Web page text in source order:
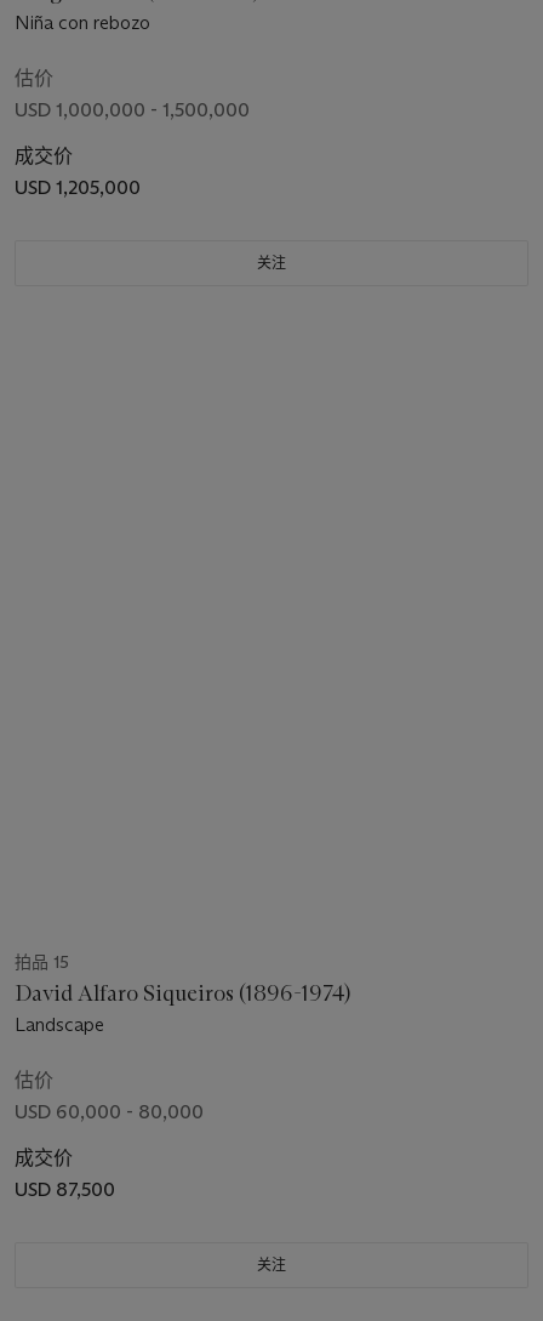
Niña con rebozo
估价
USD 1,000,000 - 1,500,000
成交价
USD 1,205,000
关注
拍品 15
David Alfaro Siqueiros (1896-1974)
Landscape
估价
USD 60,000 - 80,000
成交价
USD 87,500
关注